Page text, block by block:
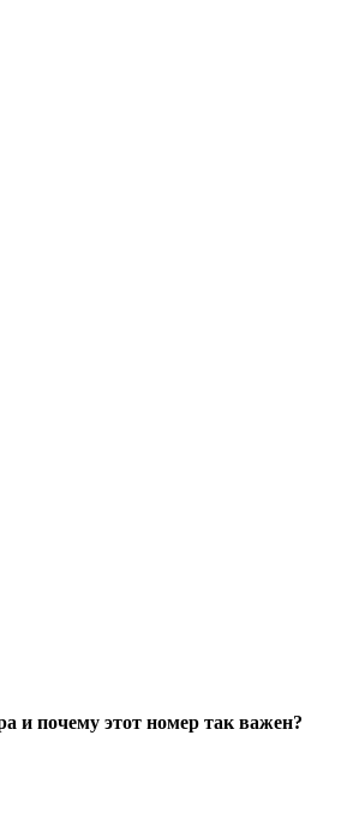
и почему этот номер так важен?